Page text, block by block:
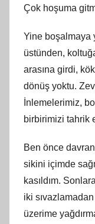
Çok hoşuma
Yine boşalmaya
üstünden,
arasına girdi,
dönüş yoktu.
İnlemelerimiz,
birbirimizi tahrik
Ben önce
sikini içimde
kasıldım.
iki
üzerime